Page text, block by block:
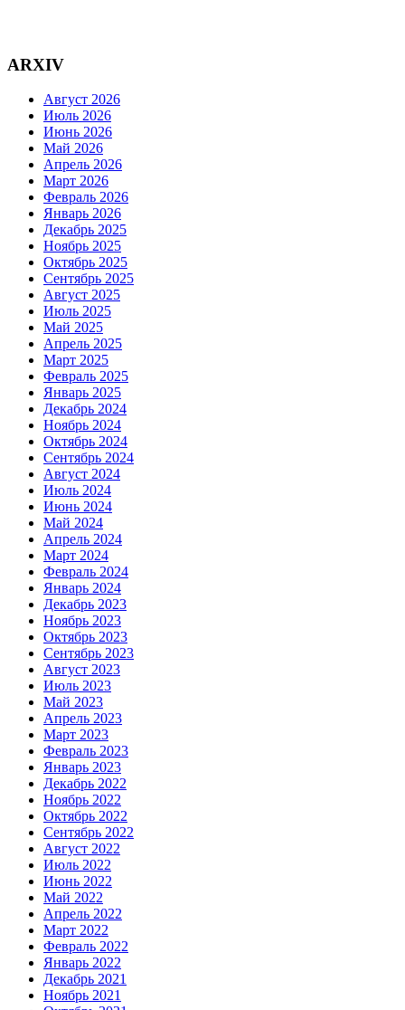
ARXIV
Август 2026
Июль 2026
Июнь 2026
Май 2026
Апрель 2026
Март 2026
Февраль 2026
Январь 2026
Декабрь 2025
Ноябрь 2025
Октябрь 2025
Сентябрь 2025
Август 2025
Июль 2025
Май 2025
Апрель 2025
Март 2025
Февраль 2025
Январь 2025
Декабрь 2024
Ноябрь 2024
Октябрь 2024
Сентябрь 2024
Август 2024
Июль 2024
Июнь 2024
Май 2024
Апрель 2024
Март 2024
Февраль 2024
Январь 2024
Декабрь 2023
Ноябрь 2023
Октябрь 2023
Сентябрь 2023
Август 2023
Июль 2023
Май 2023
Апрель 2023
Март 2023
Февраль 2023
Январь 2023
Декабрь 2022
Ноябрь 2022
Октябрь 2022
Сентябрь 2022
Август 2022
Июль 2022
Июнь 2022
Май 2022
Апрель 2022
Март 2022
Февраль 2022
Январь 2022
Декабрь 2021
Ноябрь 2021